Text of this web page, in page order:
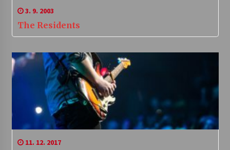
3. 9. 2003
The Residents
11. 12. 2017